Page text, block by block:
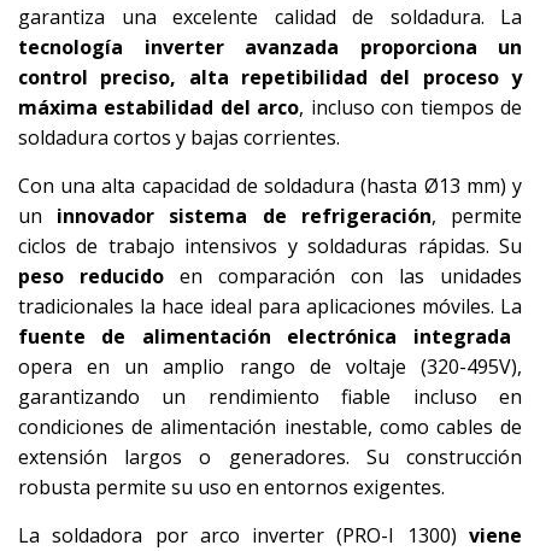
garantiza una excelente calidad de soldadura. La
tecnología inverter avanzada proporciona un
control preciso, alta repetibilidad del proceso y
máxima estabilidad del arco, incluso con tiempos de
soldadura cortos y bajas corrientes.
Con una alta capacidad de soldadura (hasta Ø13 mm) y
un innovador sistema de refrigeración, permite
ciclos de trabajo intensivos y soldaduras rápidas. Su
peso reducido en comparación con las unidades
tradicionales la hace ideal para aplicaciones móviles. La
fuente de alimentación electrónica integrada
opera en un amplio rango de voltaje (320-495V),
garantizando un rendimiento fiable incluso en
condiciones de alimentación inestable, como cables de
extensión largos o generadores. Su construcción
robusta permite su uso en entornos exigentes.
La soldadora por arco inverter (PRO-I 1300) viene